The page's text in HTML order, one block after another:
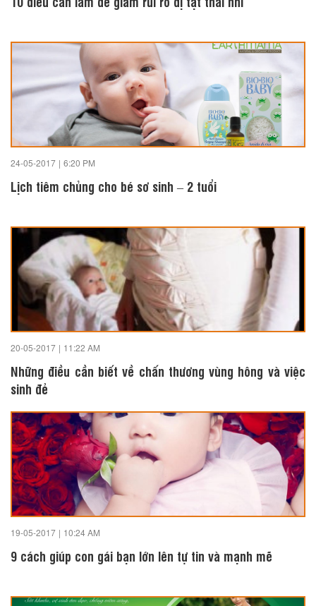
24-05-2017 | 6:20 PM
Lịch tiêm chủng cho bé sơ sinh – 2 tuổi
20-05-2017 | 11:22 AM
Những điều cần biết về chấn thương vùng hông và việc
sinh đẻ
19-05-2017 | 10:24 AM
9 cách giúp con gái bạn lớn lên tự tin và mạnh mẽ